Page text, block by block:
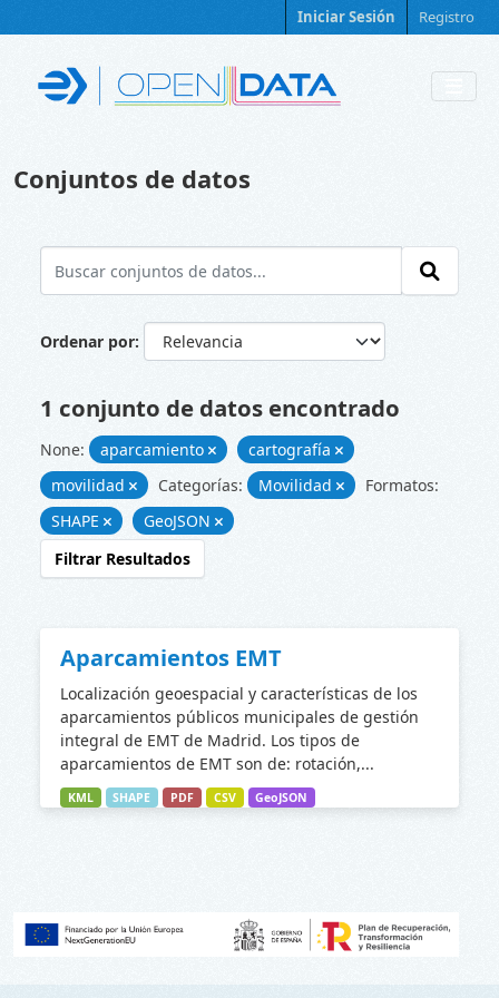
Iniciar Sesión Registro
Conjuntos de datos
Ordenar por
1 conjunto de datos encontrado
None: aparcamiento
cartografía
movilidad
Categorías: Movilidad
Formatos:
SHAPE
GeoJSON
Filtrar Resultados
Aparcamientos EMT
Localización geoespacial y características de los
aparcamientos públicos municipales de gestión
integral de EMT de Madrid. Los tipos de
aparcamientos de EMT son de: rotación,...
KML SHAPE PDF CSV GeoJSON